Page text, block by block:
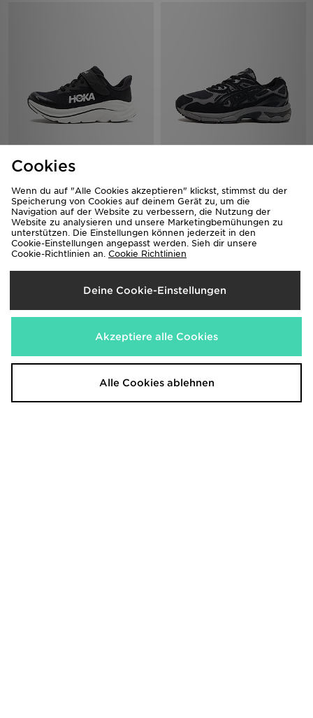
85,00€
adidas Originals Superstar Junior adidas Originals Superstar Junior
Cookies
Wenn du auf "Alle Cookies akzeptieren" klickst, stimmst du der
Speicherung von Cookies auf deinem Gerät zu, um die
Navigation auf der Website zu verbessern, die Nutzung der
Website zu analysieren und unsere Marketingbemühungen zu
unterstützen. Die Einstellungen können jederzeit in den
Cookie-Einstellungen angepasst werden. Sieh dir unsere
Cookie-Richtlinien an. Cookie Richtlinien
Deine Cookie-Einstellungen
Akzeptiere alle Cookies
Alle Cookies ablehnen